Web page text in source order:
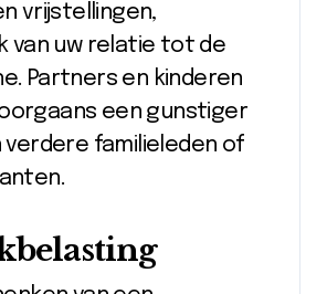
vrijstellingen,
van uw relatie tot de
Partners en kinderen
een gunstiger
familieleden of